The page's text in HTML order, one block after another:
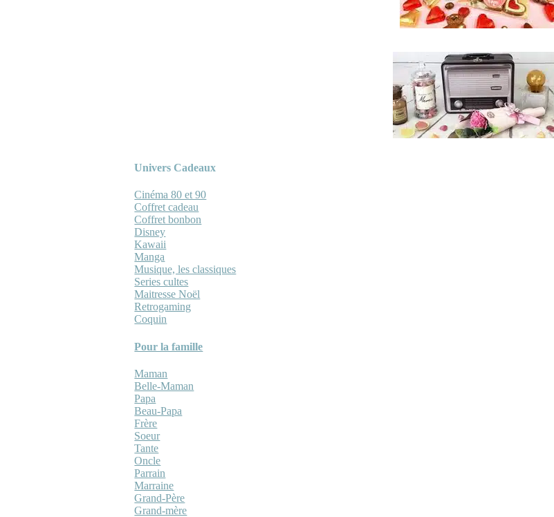
Univers Cadeaux
Cinéma 80 et 90
Coffret cadeau
Coffret bonbon
Disney
Kawaii
Manga
Musique, les classiques
Series cultes
Maitresse Noël
Retrogaming
Coquin
Pour la famille
Maman
Belle-Maman
Papa
Beau-Papa
Frère
Soeur
Tante
Oncle
Parrain
Marraine
Grand-Père
Grand-mère